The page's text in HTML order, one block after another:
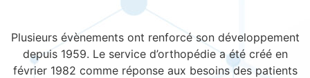
Plusieurs évènements ont renforcé son développement
depuis 1959. Le service d’orthopédie a été créé en
février 1982 comme réponse aux besoins des patients